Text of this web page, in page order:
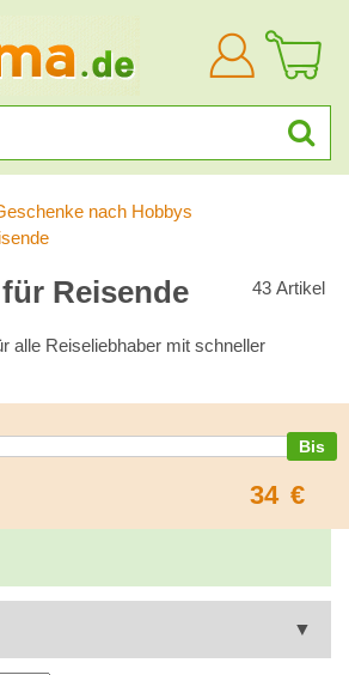
Anmelden
nach Hobbys
Reisende 43 Artikel
alle Reiseliebhaber mit schneller
34 €